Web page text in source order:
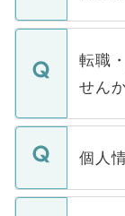
ます。
いただ
マイナ
うち
けない
下記の
ません
■応募
関を公
転職
せん
転職・
ん。ま
定を承
個人
個人情